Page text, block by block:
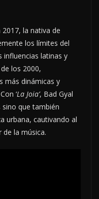
la nativa de
los límites del
influencias latinas y
los 2000,
más dinámicas y
‘La Joia’, Bad Gyal
que también
urbana, cautivando al
la música.